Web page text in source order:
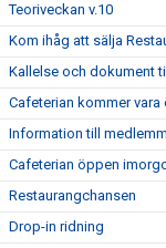
Teoriveckan v.10
Kom ihåg att sälja
Kallelse och dokument
Cafeterian kommer
Information till
Cafeterian öppen
Restaurangchansen
Drop-in ridning